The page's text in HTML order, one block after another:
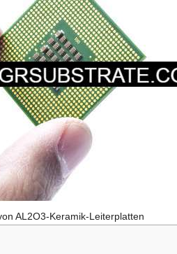
AL2O3-Keramik-Leiterplatten